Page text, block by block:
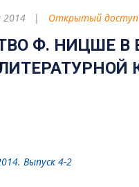
Открытый доступ
Ф. НИЦШЕ В
Выпуск 4-2